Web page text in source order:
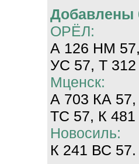
Добавлены
ОРЁЛ:
А 126 НМ
УС 57, Т
Мценск:
А 703 КА
ТС 57, К
Новосиль:
К 241 ВС 57.